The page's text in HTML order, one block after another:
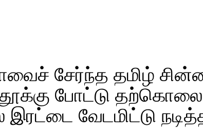
சேர்ந்த தமிழ்
போட்டு தற்கொலை
வேடமிட்டு